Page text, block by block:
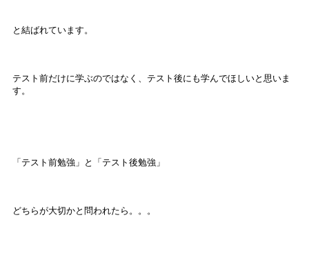
と結ばれています。
テスト前だけに学ぶのではなく、テスト後にも学んでほしいと思いま
す。
「テスト前勉強」と「テスト後勉強」
どちらが大切かと問われたら。。。